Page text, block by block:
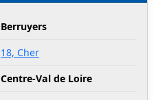
Berruyers
18, Cher
Centre-Val de Loire